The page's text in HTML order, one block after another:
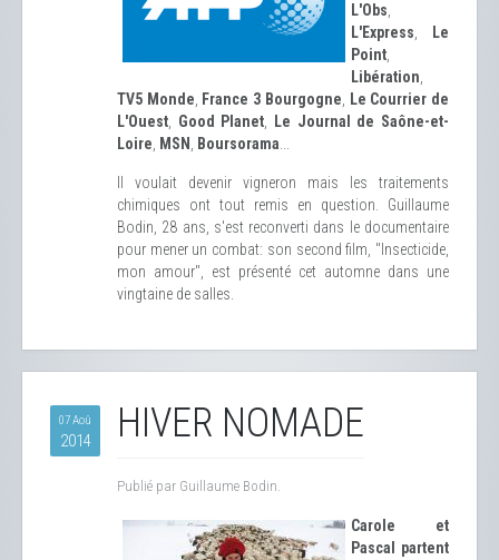
L'Obs
L'Express
Le
Point
Libération
TV5 Monde
France 3 Bourgogne
Le Courrier de
L'Ouest
Good Planet
Le Journal de Saône-et-
Loire
MSN Boursorama
Il voulait devenir vigneron mais les traitements
chimiques ont tout remis en question. Guillaume
Bodin, 28 ans, s'est reconverti dans le documentaire
pour mener un combat: son second film, "Insecticide,
mon amour", est présenté cet automne dans une
vingtaine de salles.
07 Aoû
2014 HIVER NOMADE
Publié par Guillaume Bodin.
Carole et
Pascal partent